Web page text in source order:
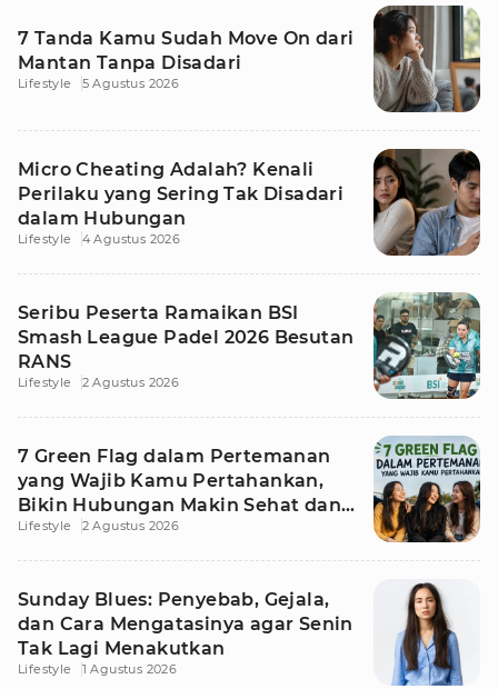
7 Tanda Kamu Sudah Move On dari
Mantan Tanpa Disadari
Lifestyle 5 Agustus 2026
Micro Cheating Adalah? Kenali
Perilaku yang Sering Tak Disadari
dalam Hubungan
Lifestyle 4 Agustus 2026
Seribu Peserta Ramaikan BSI
Smash League Padel 2026 Besutan
RANS
Lifestyle 2 Agustus 2026
7 Green Flag dalam Pertemanan
yang Wajib Kamu Pertahankan,
Bikin Hubungan Makin Sehat dan
Awet
Lifestyle 2 Agustus 2026
Sunday Blues: Penyebab, Gejala,
dan Cara Mengatasinya agar Senin
Tak Lagi Menakutkan
Lifestyle 1 Agustus 2026